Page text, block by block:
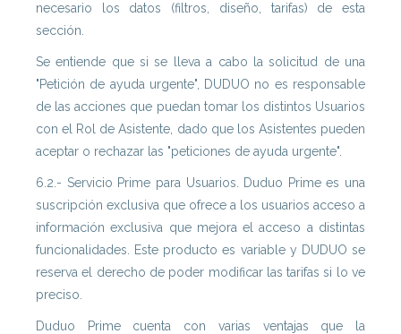
necesario los datos (filtros, diseño, tarifas) de esta
sección.
Se entiende que si se lleva a cabo la solicitud de una
"Petición de ayuda urgente", DUDUO no es responsable
de las acciones que puedan tomar los distintos Usuarios
con el Rol de Asistente, dado que los Asistentes pueden
aceptar o rechazar las "peticiones de ayuda urgente".
6.2.- Servicio Prime para Usuarios. Duduo Prime es una
suscripción exclusiva que ofrece a los usuarios acceso a
información exclusiva que mejora el acceso a distintas
funcionalidades. Este producto es variable y DUDUO se
reserva el derecho de poder modificar las tarifas si lo ve
preciso.
Duduo Prime cuenta con varias ventajas que la